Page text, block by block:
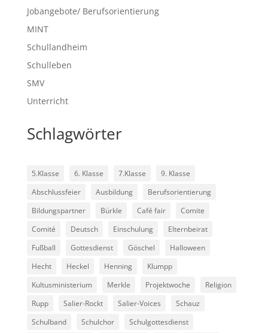
Jobangebote/ Berufsorientierung
MINT
Schullandheim
Schulleben
SMV
Unterricht
Schlagwörter
5.Klasse 6. Klasse 7.Klasse
9. Klasse
Abschlussfeier
Ausbildung
Berufsorientierung
Bildungspartner
Bürkle Café fair
Comite
Comité
Deutsch Einschulung
Elternbeirat
Fußball
Gottesdienst Göschel
Halloween
Hecht
Heckel Henning
Klumpp
Kultusministerium
Merkle Projektwoche
Religion
Rupp
Salier-Rockt Salier-Voices
Schauz
Schulband
Schulchor
Schulgottesdienst